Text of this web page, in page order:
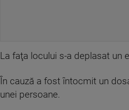
La faţa locului s-a deplasat un
În cauză a fost întocmit un
unei persoane.